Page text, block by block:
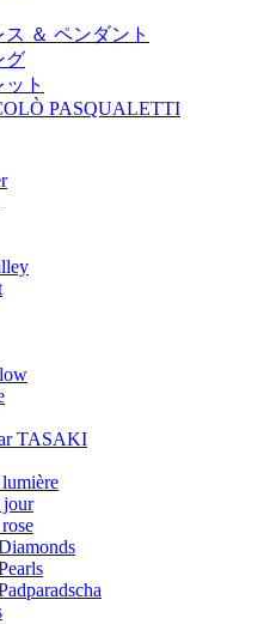
ス ＆ ペンダント
グ
ト
PASQUALETTI
TASAKI
jour